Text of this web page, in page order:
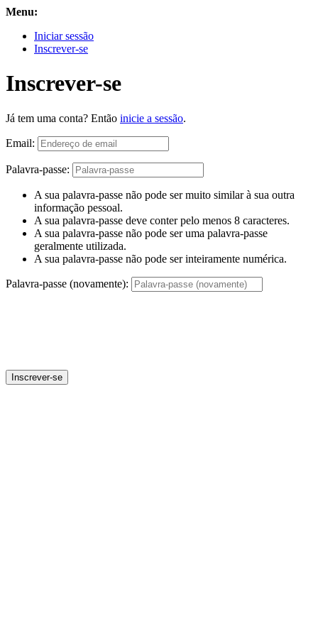
Menu:
Iniciar sessão
Inscrever-se
Inscrever-se
Já tem uma conta? Então inicie a sessão.
Email:
Palavra-passe:
A sua palavra-passe não pode ser muito similar à sua outra
informação pessoal.
A sua palavra-passe deve conter pelo menos 8 caracteres.
A sua palavra-passe não pode ser uma palavra-passe
geralmente utilizada.
A sua palavra-passe não pode ser inteiramente numérica.
Palavra-passe (novamente):
Inscrever-se